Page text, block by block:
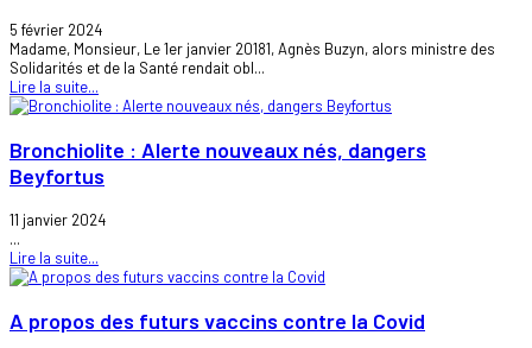
5 février 2024
Madame, Monsieur, Le 1er janvier 20181, Agnès Buzyn, alors ministre des
Solidarités et de la Santé rendait obl...
Lire la suite...
Bronchiolite : Alerte nouveaux nés, dangers
Beyfortus
11 janvier 2024
...
Lire la suite...
A propos des futurs vaccins contre la Covid